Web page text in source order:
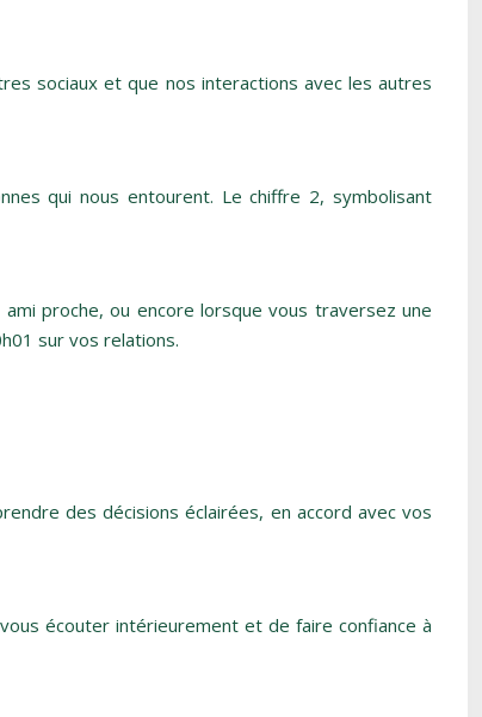
sociaux et que nos interactions avec les autres
qui nous entourent. Le chiffre 2, symbolisant
proche, ou encore lorsque vous traversez une
sur vos relations.
des décisions éclairées, en accord avec vos
écouter intérieurement et de faire confiance à